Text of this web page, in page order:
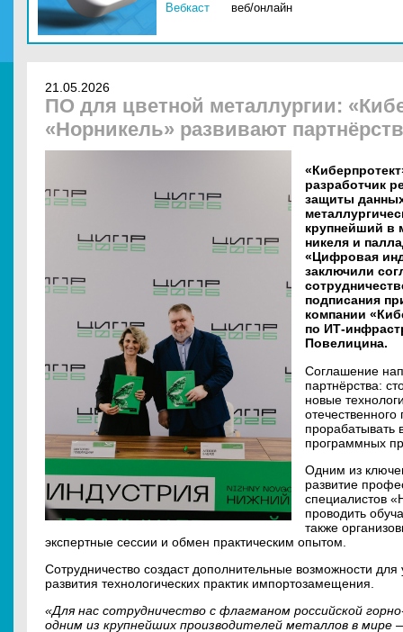
Вебкаст веб/онлайн
21.05.2026
ПО для цветной металлургии:
«Норникель» развивают
разработчик
защиты
крупнейший в
никеля и
«Цифровая
заключили
подписания
компании
по ИТ-
Повелицина.
Соглашение
партнёрства:
новые
прорабатывать
программных
Одним из
развитие
специалистов
проводить
также
экспертные сессии и обмен практическим опытом.
Сотрудничество создаст дополнительные возможности
развития технологических практик импортозамещения.
«Для нас сотрудничество с флагманом российской
одним из крупнейших производителей металлов в